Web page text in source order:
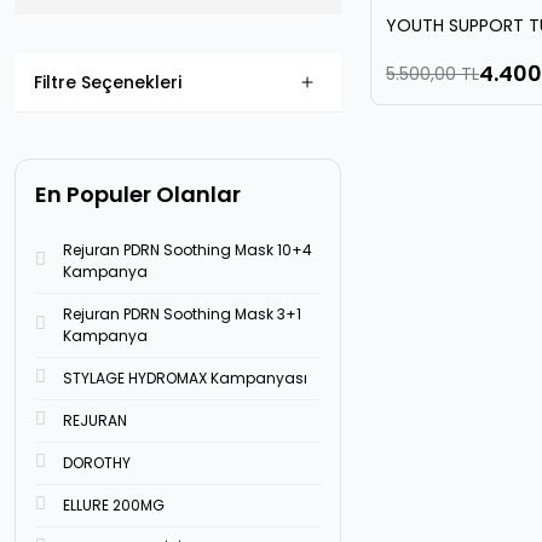
Filtre Seçenekleri
En Populer Olanlar
Rejuran PDRN Soothing Mask 10+4
Kampanya
Rejuran PDRN Soothing Mask 3+1
Kampanya
STYLAGE HYDROMAX Kampanyası
REJURAN
DOROTHY
ELLURE 200MG
YOUTH SUPPORT
5.500,00 TL